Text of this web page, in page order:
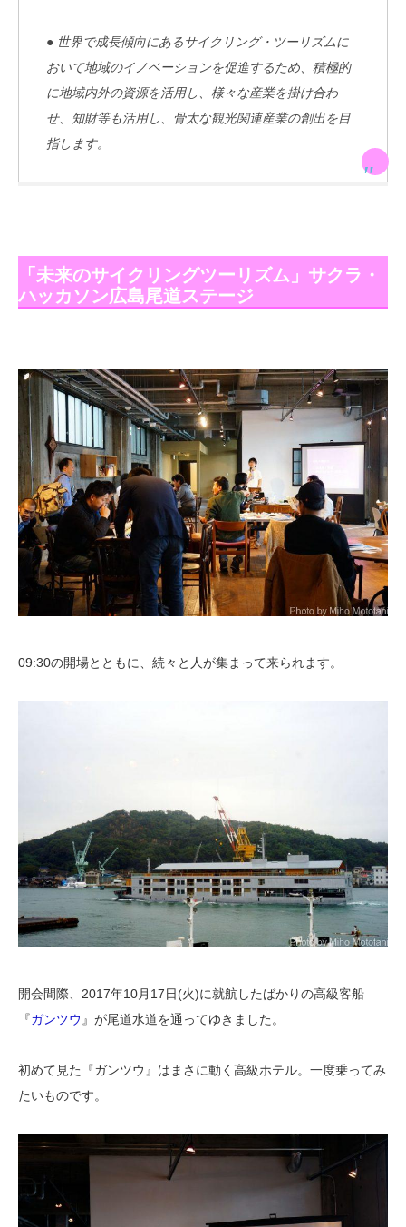
● 世界で成長傾向にあるサイクリング・ツーリズムに
おいて地域のイノベーションを促進するため、積極的
に地域内外の資源を活用し、様々な産業を掛け合わ
せ、知財等も活用し、骨太な観光関連産業の創出を目
指します。
「未来のサイクリングツーリズム」サクラ・
ハッカソン広島尾道ステージ
09:30の開場とともに、続々と人が集まって来られます。
開会間際、2017年10月17日(火)に就航したばかりの高級客船
『ガンツウ 』が尾道水道を通ってゆきました。
初めて見た『ガンツウ』はまさに動く高級ホテル。一度乗ってみ
たいものです。